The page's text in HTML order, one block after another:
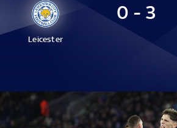
Leicester
0 - 3